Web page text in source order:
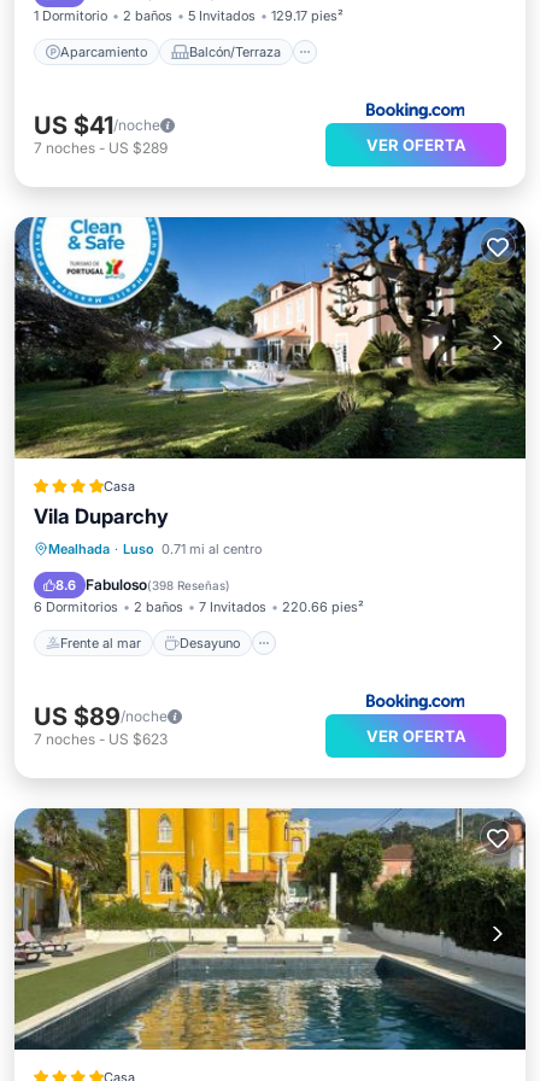
1 Dormitorio 2 baños 5 Invitados 129.17 pies²
Aparcamiento Balcón/Terraza
US $41/noche
7 noches - US $289 VER OFERTA
Casa
Vila Duparchy
Mealhada · Luso 0.71 mi al centro
8.6 Fabuloso(398 Reseñas)
6 Dormitorios 2 baños 7 Invitados 220.66 pies²
Frente al mar Desayuno
Frente al mar
Desayuno
Aparcamiento
US $89/noche
7 noches - US $623 VER OFERTA
Casa